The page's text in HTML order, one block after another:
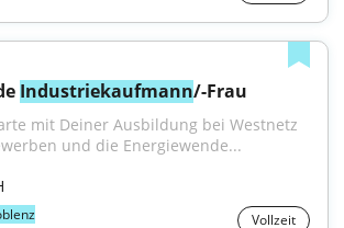
Industriekaufmann/​-Frau
mit Deiner Ausbildung bei Westnetz
und die Energiewende...
Vollzeit